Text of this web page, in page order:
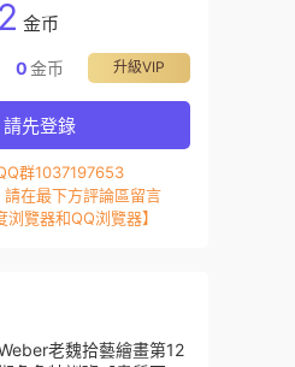
2 金币
升級VIP
0金币
請先登錄
群1037197653
在最下方評論區留言
浏覽器和QQ浏覽器】
老魏拾藝繪畫第12